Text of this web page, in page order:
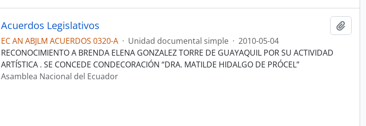
Acuerdos Legislativos
EC AN ABJLM ACUERDOS 0320-A · Unidad documental simple · 2010-05-04
RECONOCIMIENTO A BRENDA ELENA GONZALEZ TORRE DE GUAYAQUIL POR SU ACTIVIDAD
ARTÍSTICA . SE CONCEDE CONDECORACIÓN “DRA. MATILDE HIDALGO DE PRÓCEL”
Asamblea Nacional del Ecuador